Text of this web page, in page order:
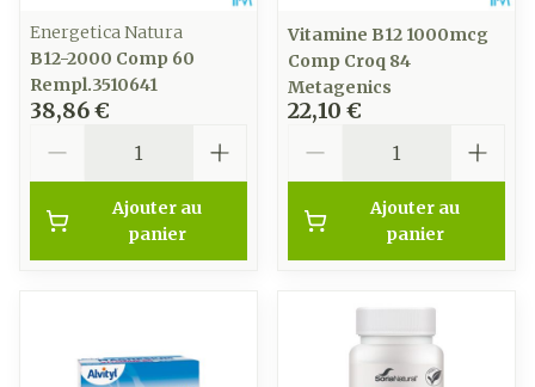
Energetica Natura
B12-2000 Comp 60
Rempl.3510641
38,86 €
Ajouter au
panier
Vitamine B12 1000mcg
Comp Croq 84
Metagenics
22,10 €
Ajouter au
panier